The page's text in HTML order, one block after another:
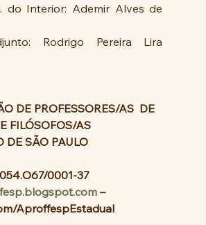
do Interior: Ademir Alves de
Rodrigo Pereira Lira
DE PROFESSORES/AS  DE
FILÓSOFOS/AS
DE SÃO PAULO
0001-37
–
AproffespEstadual